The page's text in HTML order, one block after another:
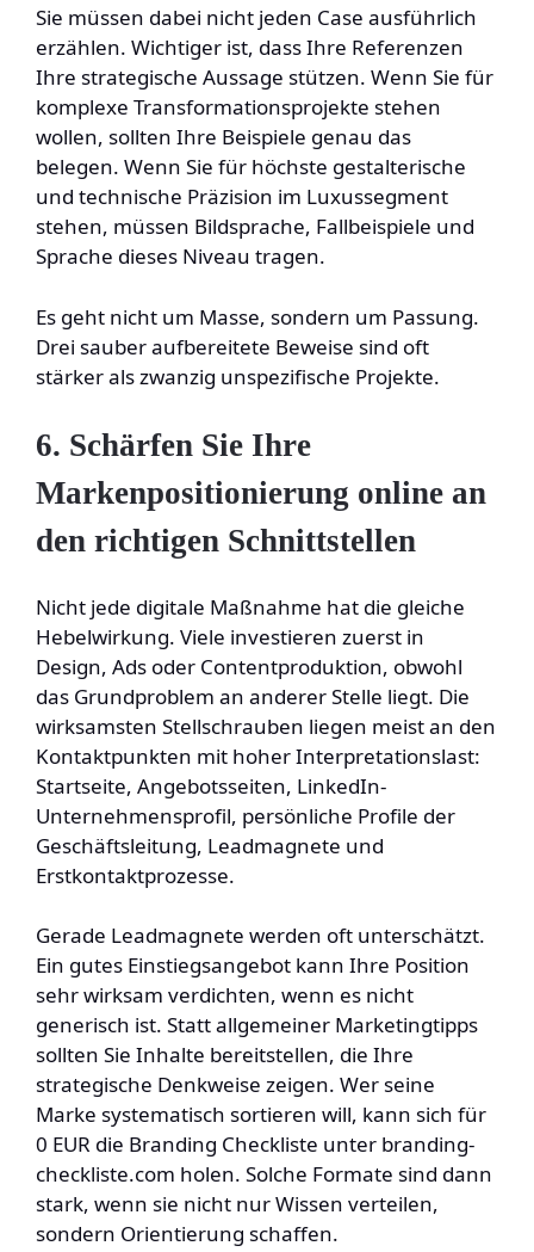
Sie müssen dabei nicht jeden Case ausführlich
erzählen. Wichtiger ist, dass Ihre Referenzen
Ihre strategische Aussage stützen. Wenn Sie für
komplexe Transformationsprojekte stehen
wollen, sollten Ihre Beispiele genau das
belegen. Wenn Sie für höchste gestalterische
und technische Präzision im Luxussegment
stehen, müssen Bildsprache, Fallbeispiele und
Sprache dieses Niveau tragen.
Es geht nicht um Masse, sondern um Passung.
Drei sauber aufbereitete Beweise sind oft
stärker als zwanzig unspezifische Projekte.
6. Schärfen Sie Ihre
Markenpositionierung online an
den richtigen Schnittstellen
Nicht jede digitale Maßnahme hat die gleiche
Hebelwirkung. Viele investieren zuerst in
Design, Ads oder Contentproduktion, obwohl
das Grundproblem an anderer Stelle liegt. Die
wirksamsten Stellschrauben liegen meist an den
Kontaktpunkten mit hoher Interpretationslast:
Startseite, Angebotsseiten, LinkedIn-
Unternehmensprofil, persönliche Profile der
Geschäftsleitung, Leadmagnete und
Erstkontaktprozesse.
Gerade Leadmagnete werden oft unterschätzt.
Ein gutes Einstiegsangebot kann Ihre Position
sehr wirksam verdichten, wenn es nicht
generisch ist. Statt allgemeiner Marketingtipps
sollten Sie Inhalte bereitstellen, die Ihre
strategische Denkweise zeigen. Wer seine
Marke systematisch sortieren will, kann sich für
0 EUR die Branding Checkliste unter branding-
checkliste.com holen. Solche Formate sind dann
stark, wenn sie nicht nur Wissen verteilen,
sondern Orientierung schaffen.